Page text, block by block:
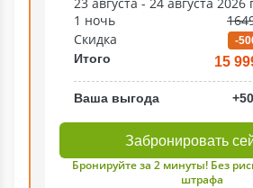
1 ночь
Скидка
-
Итого 15
Ваша выгода
Забронировать
Бронируйте за 2 минуты! Без
штрафа